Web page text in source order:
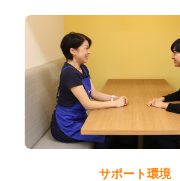
サポート環境